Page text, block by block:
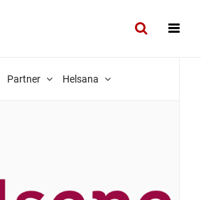
Partner Helsana